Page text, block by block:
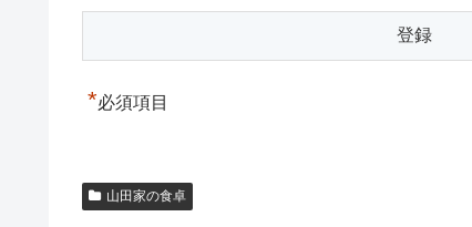
*必須項目
山田家の食卓